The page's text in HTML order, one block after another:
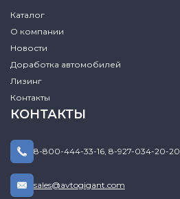
Каталог
О компании
Новости
Доработка автомобилей
Лизинг
Контакты
КОНТАКТЫ
8-800-444-33-16 8-927-034-20-20
sales@avtogigant.com